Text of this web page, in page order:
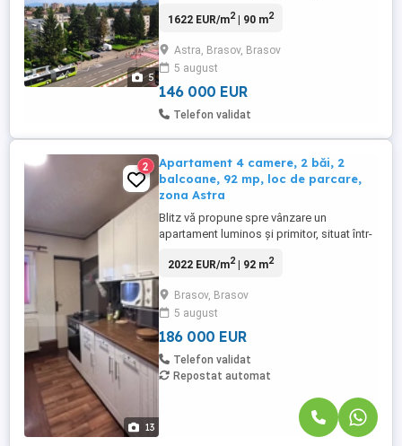
5
(blocurile verzi), etaj intermediar,
un balcon mare de 10 mp si de asemenea
de beci din constructie. Este prevazut cu
centrala termica proprie, parchet lemn ...
1622 EUR/m2| 90 m2
Astra, Brasov, Brasov
5 august
146 000 EUR
Telefon validat
13
2
Apartament 4 camere, 2 băi, 2
balcoane, 92 mp, loc de parcare,
zona Astra
Blitz vă propune spre vânzare un
apartament luminos și primitor, situat într-
conectată din cartierul Astra, pe Strada
sau pentru cei care își doresc confort,
spațiu generos și acces rapid la toate
facilitățile urbane. Detalii ...
2022 EUR/m2| 92 m2
Brasov, Brasov
5 august
186 000 EUR
Telefon validat
Repostat automat